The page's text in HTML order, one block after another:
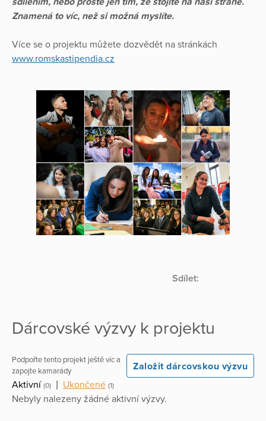
Znamená to víc, než si možná myslíte.
Více se o projektu můžete dozvědět na stránkách
www.romskastipendia.cz
Sdílet:
Dárcovské výzvy k projektu
Podpořte tento projekt ještě víc a
zapojte kamarády
Založit dárcovskou výzvu
Aktivní (0) | Ukončené (1)
Nebyly nalezeny žádné aktivní výzvy.